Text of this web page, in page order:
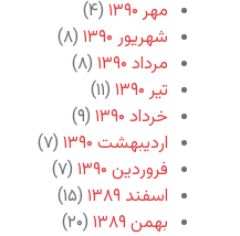
مهر ۱۳۹۰
(۴)
شهریور ۱۳۹۰
(۸)
مرداد ۱۳۹۰
(۸)
تیر ۱۳۹۰
(۱۱)
خرداد ۱۳۹۰
(۹)
اردیبهشت ۱۳۹۰
(۷)
فروردین ۱۳۹۰
(۷)
اسفند ۱۳۸۹
(۱۵)
بهمن ۱۳۸۹
(۲۰)